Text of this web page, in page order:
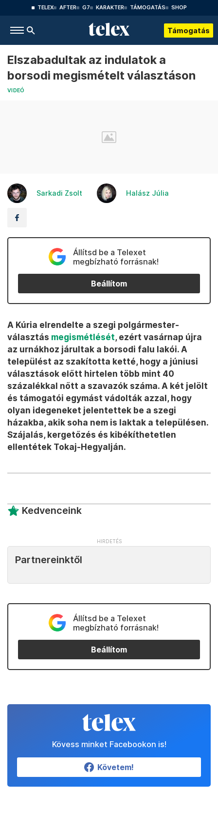
TELEX AFTER G7 KARAKTER TÁMOGATÁS SHOP
Támogatás
Elszabadultak az indulatok a
borsodi megismételt választáson
VIDEÓ
Sarkadi Zsolt Halász Júlia
Állítsd be a Telexet
megbízható forrásnak!
Beállítom
A Kúria elrendelte a szegi polgármester-
választás megismétlését, ezért vasárnap újra
az urnákhoz járultak a borsodi falu lakói. A
települést az szakította ketté, hogy a júniusi
választások előtt hirtelen több mint 40
százalékkal nőtt a szavazók száma. A két jelölt
és támogatói egymást vádolták azzal, hogy
olyan idegeneket jelentettek be a szegi
házakba, akik soha nem is laktak a településen.
Szájalás, kergetőzés és kibékíthetetlen
ellentétek Tokaj-Hegyalján.
Kedvenceink
Partnereinktől
Állítsd be a Telexet
megbízható forrásnak!
Beállítom
Kövess minket Facebookon is!
Követem!